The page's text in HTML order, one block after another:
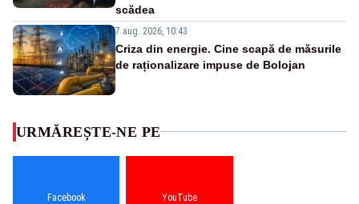
scădea
7 aug. 2026, 10:43
Criza din energie. Cine scapă de măsurile
de raționalizare impuse de Bolojan
URMĂREȘTE-NE PE
Facebook YouTube